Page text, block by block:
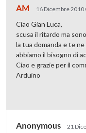
AM 16 Dicembre 2010
Ciao Gian Luca,
scusa il ritardo ma
la tua domanda e te
abbiamo il bisogno di
Ciao e grazie per il
Arduino
Anonymous 21